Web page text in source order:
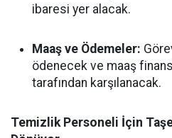
ibaresi yer alacak.
Maaş ve Ödemeler:
ödenecek ve maaş
tarafından karşılanacak.
Temizlik Personeli İçin